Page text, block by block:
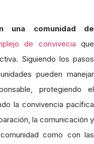
una comunidad de
de convivecia que
Siguiendo los pasos
pueden manejar
protegiendo el
la convivencia pacífica
la comunicación y
como con las